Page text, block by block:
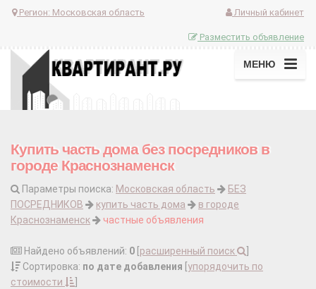
Регион: Московская область Личный кабинет
Разместить объявление
МЕНЮ
Купить часть дома без посредников в
городе Краснознаменск
Параметры поиска: Московская область
БЕЗ
ПОСРЕДНИКОВ
купить часть дома
в городе
Краснознаменск
частные объявления
Найдено объявлений: 0 расширенный поиск
Сортировка: по дате добавления упорядочить по
стоимости